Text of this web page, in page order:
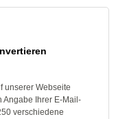
unserer Webseite
Angabe Ihrer E-Mail-
verschiedene